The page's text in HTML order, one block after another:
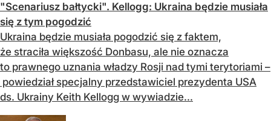
"Scenariusz bałtycki". Kellogg: Ukraina będzie musiała
się z tym pogodzić
Ukraina będzie musiała pogodzić się z faktem,
że straciła większość Donbasu, ale nie oznacza
to prawnego uznania władzy Rosji nad tymi terytoriami –
powiedział specjalny przedstawiciel prezydenta USA
ds. Ukrainy Keith Kellogg w wywiadzie...